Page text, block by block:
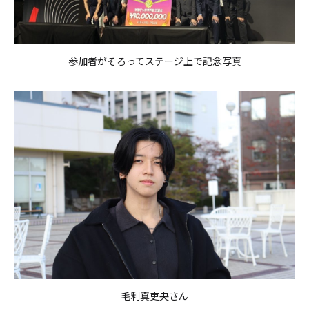
参加者がそろってステージ上で記念写真
毛利真吏央さん